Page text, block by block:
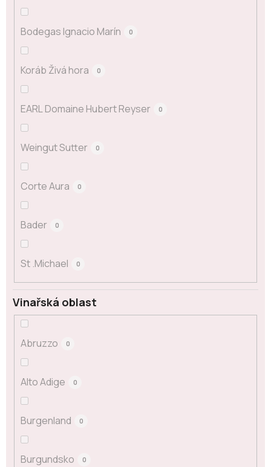
Bodegas Ignacio Marín 0
Koráb Živá hora 0
EARL Domaine Hubert Reyser 0
Weingut Sutter 0
Corte Aura 0
Bader 0
St .Michael 0
Vinařská oblast
Abruzzo 0
Alto Adige 0
Burgenland 0
Burgundsko 0